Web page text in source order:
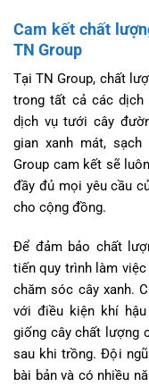
Cam kết chất
TN Group
Tại TN Group, chất
trong tất cả các dịch
dịch vụ tưới cây
gian xanh mát,
Group cam kết sẽ
đầy đủ mọi yêu cầu
cho cộng đồng.
Để đảm bảo chất
tiến quy trình làm
chăm sóc cây xanh.
với điều kiện khí
giống cây chất lượng
sau khi trồng. Đội
bài bản và có nhiều